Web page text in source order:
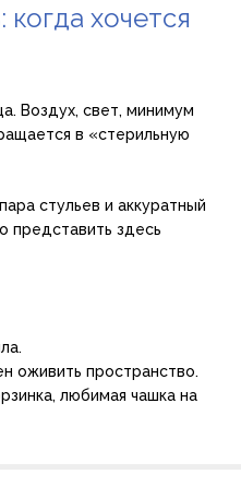
хочется
Воздух, свет, минимум
в «стерильную
стульев и аккуратный
представить здесь
оживить пространство.
любимая чашка на